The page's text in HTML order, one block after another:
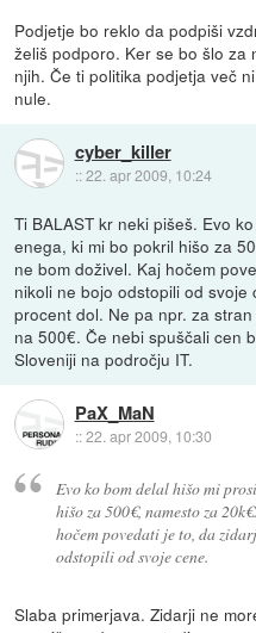
Podjetje bo reklo da podpiši
želiš podporo. Ker se bo šlo za
njih. Če ti politika podjetja več
nule.
cyber_killer
::22. apr 2009, 10:24
Ti BALAST kr neki pišeš. Evo
enega, ki mi bo pokril hišo za
ne bom doživel. Kaj hočem
nikoli ne bojo odstopili od
procent dol. Ne pa npr. za
na 500€. Če nebi spuščali cen
Sloveniji na področju IT.
PaX_MaN
::22. apr 2009, 10:30
Evo ko bom delal hišo mi
hišo za 500€, namesto za
hočem povedati je to, da
odstopili od svoje cene.
Slaba primerjava. Zidarji ne